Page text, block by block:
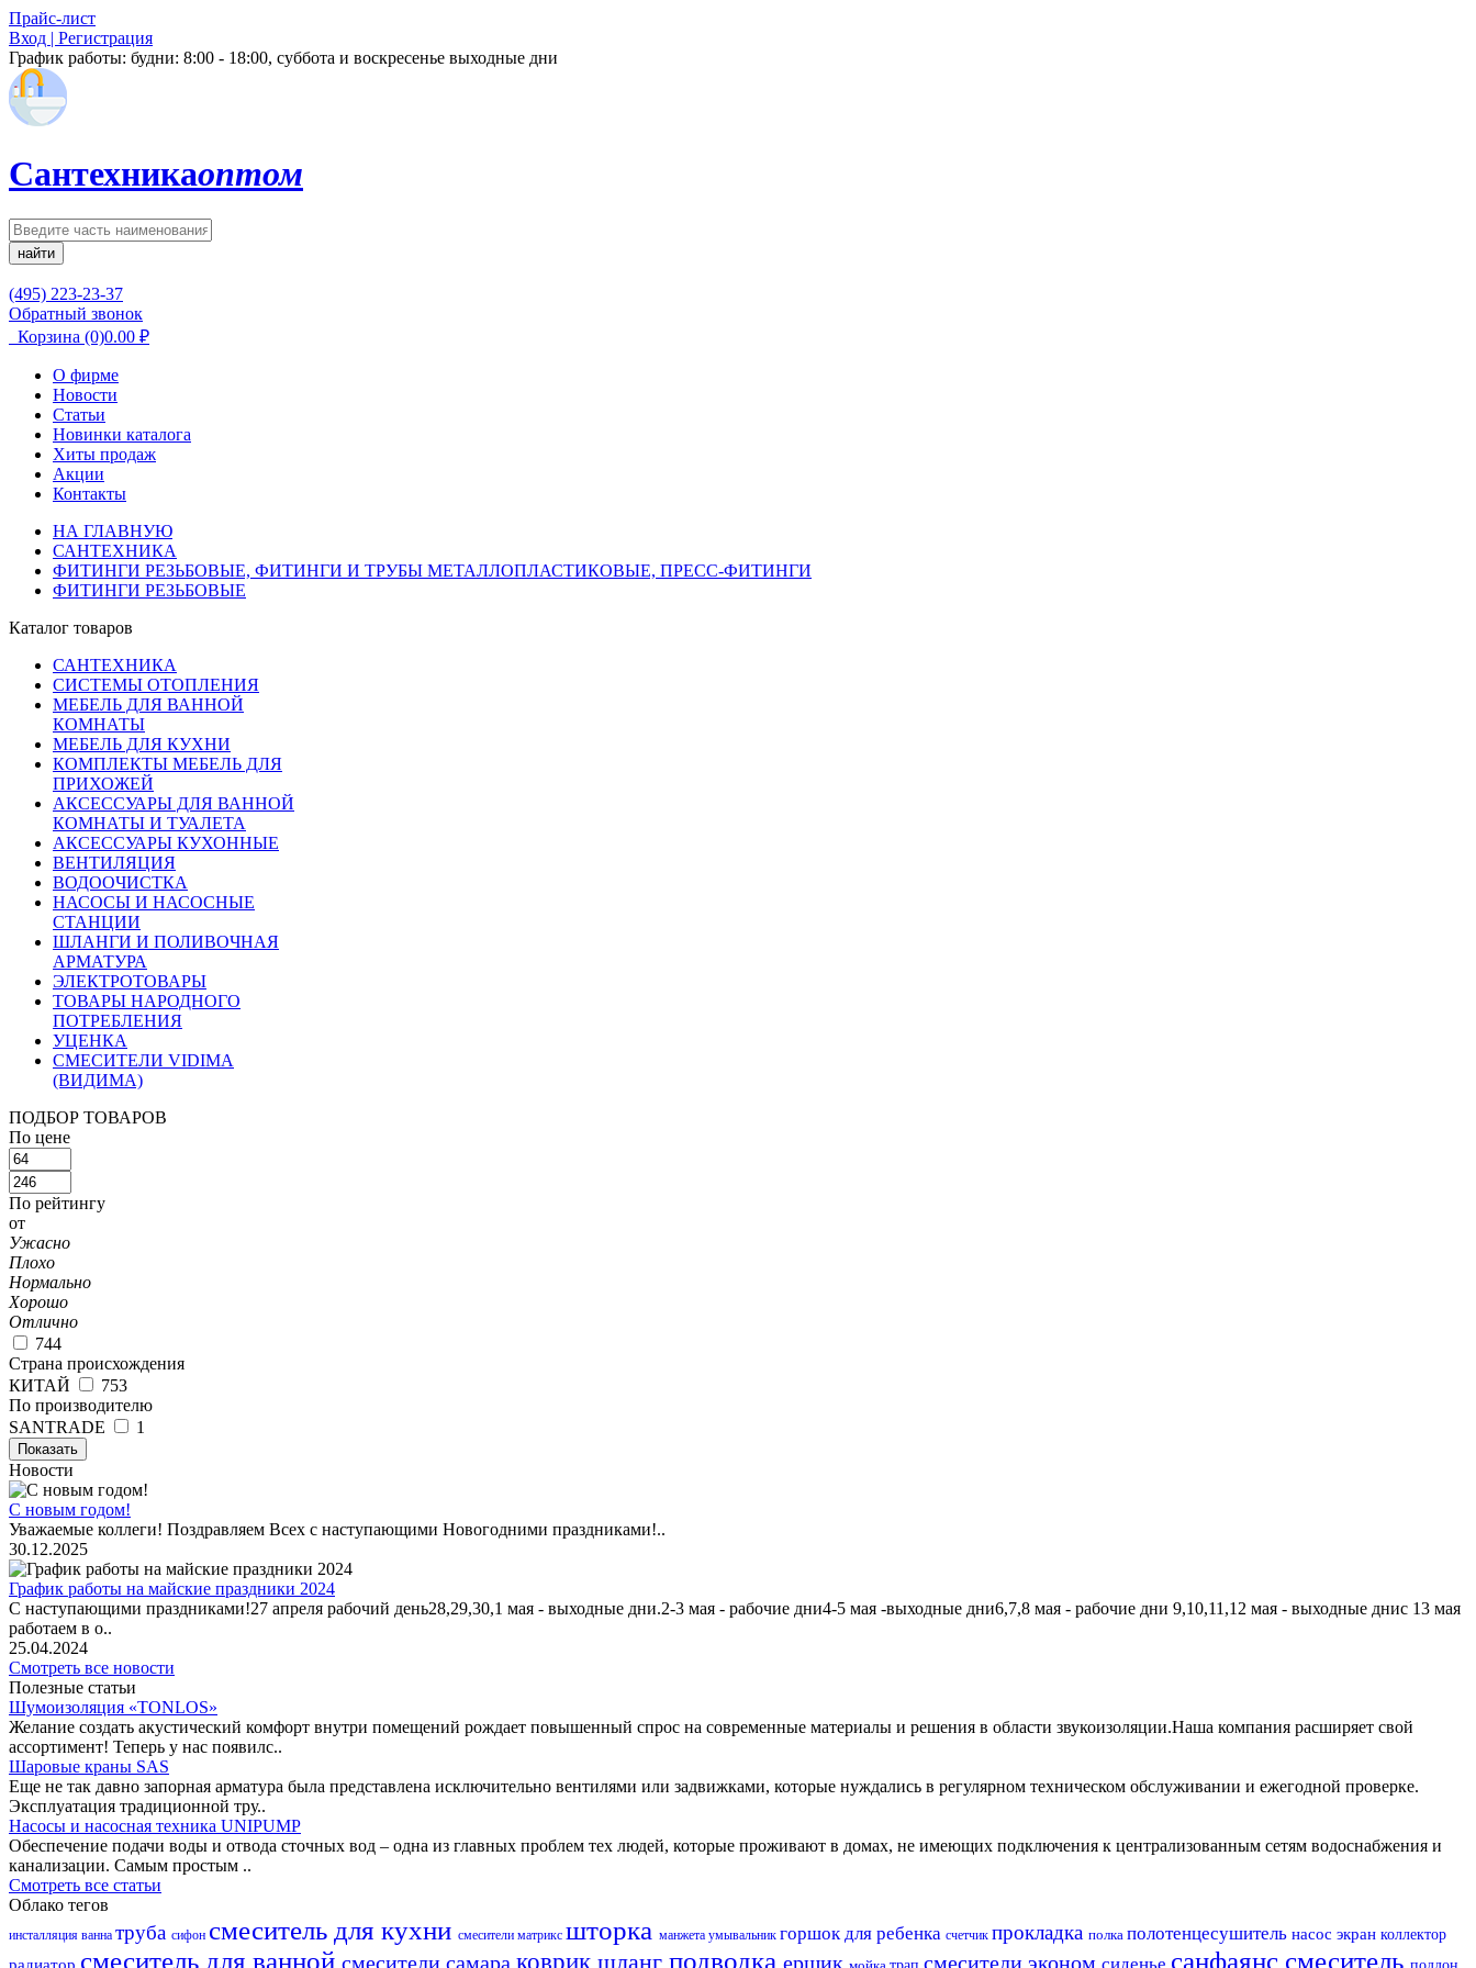
Прайс-лист
Вход | Регистрация
График работы: будни: 8:00 - 18:00, суббота и воскресенье выходные дни
Сантехникаоптом
найти
(495) 223-23-37
Обратный звонок
Корзина (0)0.00 ₽
О фирме
Новости
Статьи
Новинки каталога
Хиты продаж
Акции
Контакты
НА ГЛАВНУЮ
САНТЕХНИКА
ФИТИНГИ РЕЗЬБОВЫЕ, ФИТИНГИ И ТРУБЫ МЕТАЛЛОПЛАСТИКОВЫЕ, ПРЕСС-ФИТИНГИ
ФИТИНГИ РЕЗЬБОВЫЕ
Каталог товаров
САНТЕХНИКА
СИСТЕМЫ ОТОПЛЕНИЯ
МЕБЕЛЬ ДЛЯ ВАННОЙ
КОМНАТЫ
МЕБЕЛЬ ДЛЯ КУХНИ
КОМПЛЕКТЫ МЕБЕЛЬ ДЛЯ
ПРИХОЖЕЙ
АКСЕССУАРЫ ДЛЯ ВАННОЙ
КОМНАТЫ И ТУАЛЕТА
АКСЕССУАРЫ КУХОННЫЕ
ВЕНТИЛЯЦИЯ
ВОДООЧИСТКА
НАСОСЫ И НАСОСНЫЕ
СТАНЦИИ
ШЛАНГИ И ПОЛИВОЧНАЯ
АРМАТУРА
ЭЛЕКТРОТОВАРЫ
ТОВАРЫ НАРОДНОГО
ПОТРЕБЛЕНИЯ
УЦЕНКА
СМЕСИТЕЛИ VIDIMA
(ВИДИМА)
ПОДБОР ТОВАРОВ
По цене
По рейтингу
от
Ужасно
Плохо
Нормально
Хорошо
Отлично
744
Страна происхождения
КИТАЙ
753
По производителю
SANTRADE
1
Показать
Новости
С новым годом!
Уважаемые коллеги! Поздравляем Всех с наступающими Новогодними праздниками!..
30.12.2025
График работы на майские праздники 2024
С наступающими праздниками!27 апреля рабочий день28,29,30,1 мая - выходные дни.2-3 мая - рабочие дни4-5 мая -выходные дни6,7,8 мая - рабочие дни 9,10,11,12 мая - выходные днис 13 мая
работаем в о..
25.04.2024
Смотреть все новости
Полезные статьи
Шумоизоляция «TONLOS»
Желание создать акустический комфорт внутри помещений рождает повышенный спрос на современные материалы и решения в области звукоизоляции.Наша компания расширяет свой
ассортимент! Теперь у нас появилс..
Шаровые краны SAS
Еще не так давно запорная арматура была представлена исключительно вентилями или задвижками, которые нуждались в регулярном техническом обслуживании и ежегодной проверке.
Эксплуатация традиционной тру..
Насосы и насосная техника UNIPUMP
Обеспечение подачи воды и отвода сточных вод – одна из главных проблем тех людей, которые проживают в домах, не имеющих подключения к централизованным сетям водоснабжения и
канализации. Самым простым ..
Смотреть все статьи
Облако тегов
инсталляция ванна труба сифон смеситель для кухни смесители матрикс шторка манжета умывальник горшок для ребенка счетчик прокладка полка полотенцесушитель насос экран коллектор
смеситель для ванной смесители самара коврик шланг подводка ершик смесители эконом санфаянс смеситель